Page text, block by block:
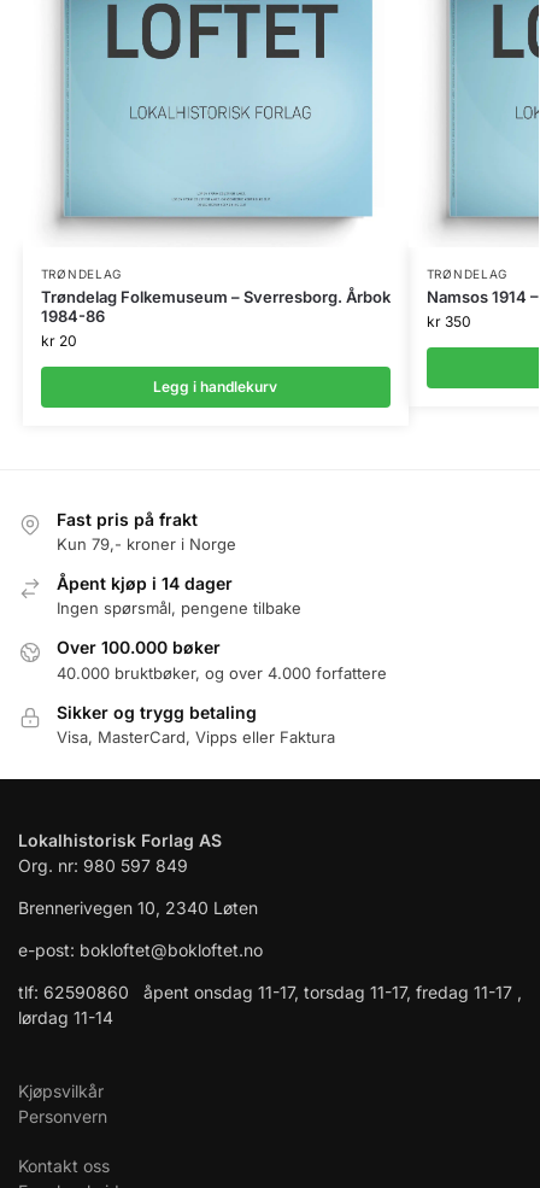
TRØNDELAG
Trøndelag Folkemuseum – Sverresborg. Årbok
1984-86
kr20
Legg i handlekurv
TRØNDELAG
Namsos 1914
kr350
Fast pris på frakt
Kun 79,- kroner i Norge
Åpent kjøp i 14 dager
Ingen spørsmål, pengene tilbake
Over 100.000 bøker
40.000 bruktbøker, og over 4.000 forfattere
Sikker og trygg betaling
Visa, MasterCard, Vipps eller Faktura
Lokalhistorisk Forlag AS
Org. nr: 980 597 849
Brennerivegen 10, 2340 Løten
e-post: bokloftet@bokloftet.no
tlf: 62590860 åpent onsdag 11-17, torsdag 11-17, fredag 11-17 ,
lørdag 11-14
Kjøpsvilkår
Personvern
Kontakt oss